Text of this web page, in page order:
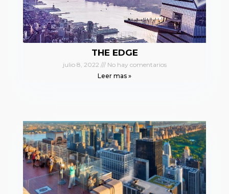
THE EDGE
julio 8, 2022
No hay comentarios
Leer mas »